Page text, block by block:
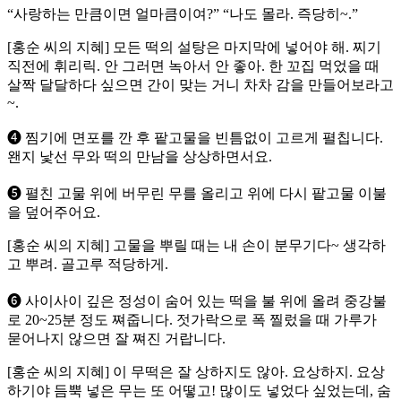
“사랑하는 만큼이면 얼마큼이여?” “나도 몰라. 즉당히~.”
[홍순 씨의 지혜] 모든 떡의 설탕은 마지막에 넣어야 해. 찌기
직전에 휘리릭. 안 그러면 녹아서 안 좋아. 한 꼬집 먹었을 때
살짝 달달하다 싶으면 간이 맞는 거니 차차 감을 만들어보라고
~.
➍ 찜기에 면포를 깐 후 팥고물을 빈틈없이 고르게 펼칩니다.
왠지 낯선 무와 떡의 만남을 상상하면서요.
➎ 펼친 고물 위에 버무린 무를 올리고 위에 다시 팥고물 이불
을 덮어주어요.
[홍순 씨의 지혜] 고물을 뿌릴 때는 내 손이 분무기다~ 생각하
고 뿌려. 골고루 적당하게.
➏ 사이사이 깊은 정성이 숨어 있는 떡을 불 위에 올려 중강불
로 20~25분 정도 쪄줍니다. 젓가락으로 폭 찔렀을 때 가루가
묻어나지 않으면 잘 쪄진 거랍니다.
[홍순 씨의 지혜] 이 무떡은 잘 상하지도 않아. 요상하지. 요상
하기야 듬뿍 넣은 무는 또 어떻고! 많이도 넣었다 싶었는데, 숨